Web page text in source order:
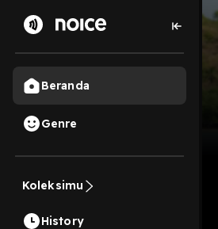
Beranda
Genre
Koleksimu
History